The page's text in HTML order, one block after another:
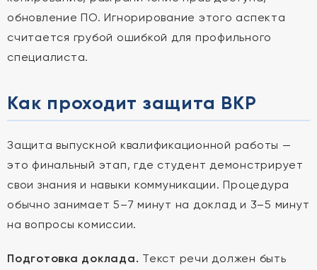
обновление ПО. Игнорирование этого аспекта
считается грубой ошибкой для профильного
специалиста.
Как проходит защита ВКР
Защита выпускной квалификационной работы —
это финальный этап, где студент демонстрирует
свои знания и навыки коммуникации. Процедура
обычно занимает 5–7 минут на доклад и 3–5 минут
на вопросы комиссии.
Подготовка доклада. Текст речи должен быть